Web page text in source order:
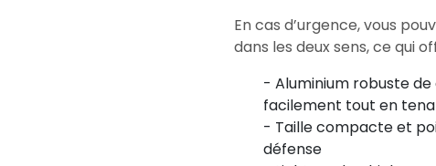
En cas d’urgence, vous
dans les deux sens, ce qui
- Aluminium robuste
facilement tout en
- Taille compacte et
défense